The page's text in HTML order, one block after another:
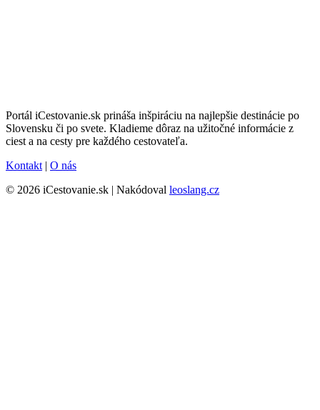
Portál iCestovanie.sk prináša inšpiráciu na najlepšie destinácie po
Slovensku či po svete. Kladieme dôraz na užitočné informácie z
ciest a na cesty pre každého cestovateľa.
Kontakt| O nás
© 2026 iCestovanie.sk | Nakódoval leoslang.cz